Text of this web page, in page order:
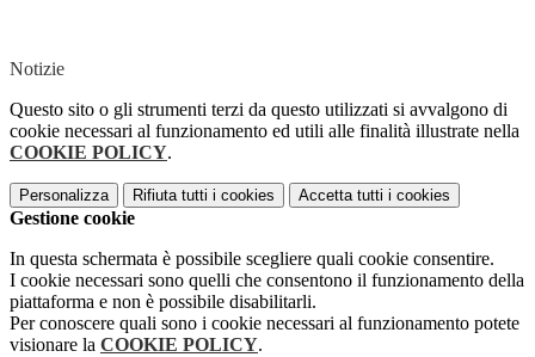
Notizie
Questo sito o gli strumenti terzi da questo utilizzati si avvalgono di
cookie necessari al funzionamento ed utili alle finalità illustrate nella
COOKIE POLICY.
Personalizza Rifiuta tutti i cookies Accetta tutti i cookies
Gestione cookie
In questa schermata è possibile scegliere quali cookie consentire.
I cookie necessari sono quelli che consentono il funzionamento della
piattaforma e non è possibile disabilitarli.
Per conoscere quali sono i cookie necessari al funzionamento potete
visionare la COOKIE POLICY.